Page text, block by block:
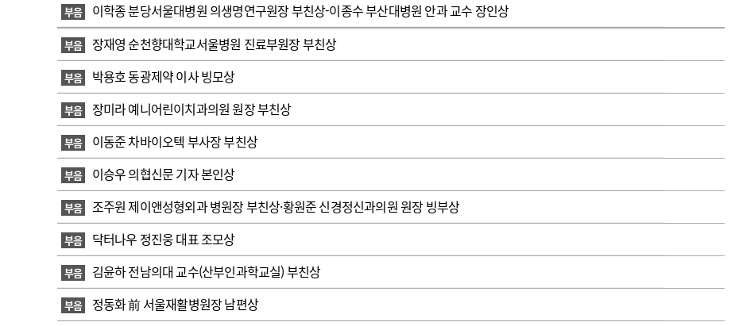
부음 이학종 분당서울대병원 의생명연구원장 부친상-이종수 부산대병원 안과 교수 장인상
부음 장재영 순천향대학교서울병원 진료부원장 부친상
부음 박용호 동광제약 이사 빙모상
부음 장미라 예니어린이치과의원 원장 부친상
부음 이동준 차바이오텍 부사장 부친상
부음 이승우 의협신문 기자 본인상
부음 조주원 제이앤성형외과 병원장 부친상·황원준 신경정신과의원 원장 빙부상
부음 닥터나우 정진웅 대표 조모상
부음 김윤하 전남의대 교수(산부인과학교실) 부친상
부음 정동화 前 서울재활병원장 남편상